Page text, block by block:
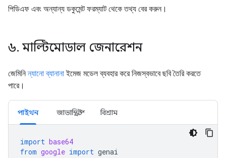
পিডিএফ এবং অন্যান্য ডকুমেন্ট ফরম্যাট থেকে তথ্য বের করুন।
৬. মাল্টিমোডাল জেনারেশন
জেমিনিন্যানো ব্যানানাইমেজ মডেল ব্যবহার করে নিজস্বভাবে ছবি তৈরি করতে
পারে।
পাইথন জাভাস্ক্রিপ্ট বিশ্রাম
import base64
from google import genai